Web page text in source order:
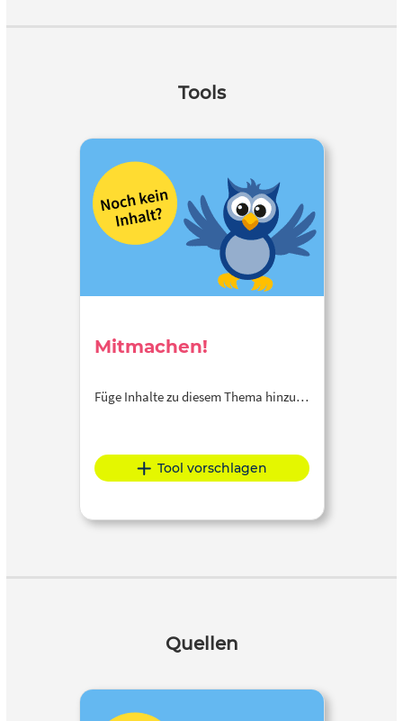
Tools
Mitmachen!
Füge Inhalte zu diesem Thema hinzu…
Tool vorschlagen
Quellen